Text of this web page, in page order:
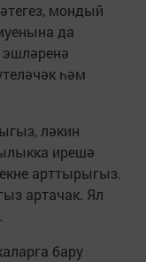
мондый
да
һәм
ләкин
ирешә
арттырыгыз.
артачак. Ял
бару